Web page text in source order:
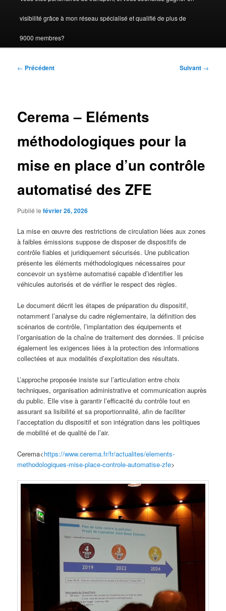
visibilité grâce à mon réseau spécialisé et qualifié de plus de
9000 membres?
Navigation
← Précédent Suivant →
Cerema – Eléments
méthodologiques pour la
mise en place d’un contrôle
automatisé des ZFE
Publié lefévrier 26, 2026
La mise en œuvre des restrictions de circulation liées aux zones
à faibles émissions suppose de disposer de dispositifs de
contrôle fiables et juridiquement sécurisés. Une publication
présente les éléments méthodologiques nécessaires pour
concevoir un système automatisé capable d’identifier les
véhicules autorisés et de vérifier le respect des règles.
Le document décrit les étapes de préparation du dispositif,
notamment l’analyse du cadre réglementaire, la définition des
scénarios de contrôle, l’implantation des équipements et
l’organisation de la chaîne de traitement des données. Il précise
également les exigences liées à la protection des informations
collectées et aux modalités d’exploitation des résultats.
L’approche proposée insiste sur l’articulation entre choix
techniques, organisation administrative et communication auprès
du public. Elle vise à garantir l’efficacité du contrôle tout en
assurant sa lisibilité et sa proportionnalité, afin de faciliter
l’acceptation du dispositif et son intégration dans les politiques
de mobilité et de qualité de l’air.
Cerema<https://www.cerema.fr/fr/actualites/elements-
methodologiques-mise-place-controle-automatise-zfe>